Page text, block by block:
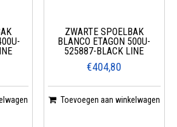
ZWARTE SPOELBAK
BLANCO ETAGON 500U-
525887-BLACK LINE
€404,80
Toevoegen aan winkelwagen